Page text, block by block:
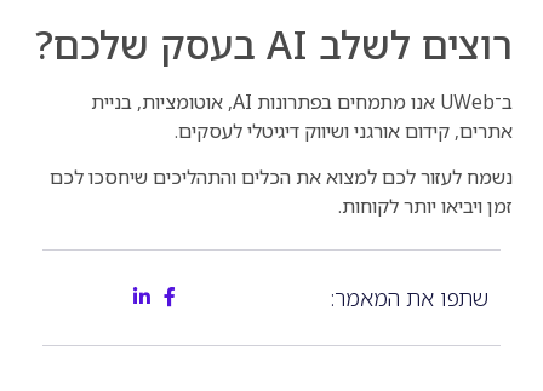
רוצים לשלב AI בעסק שלכם?
ב־UWeb אנו מתמחים בפתרונות AI, אוטומציות, בניית
אתרים, קידום אורגני ושיווק דיגיטלי לעסקים.
נשמח לעזור לכם למצוא את הכלים והתהליכים שיחסכו לכם
זמן ויביאו יותר לקוחות.
שתפו את המאמר: